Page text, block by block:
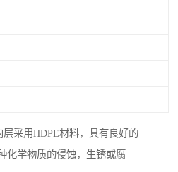
采用HDPE材料，具有良好的
化学物质的侵蚀，生锈或腐